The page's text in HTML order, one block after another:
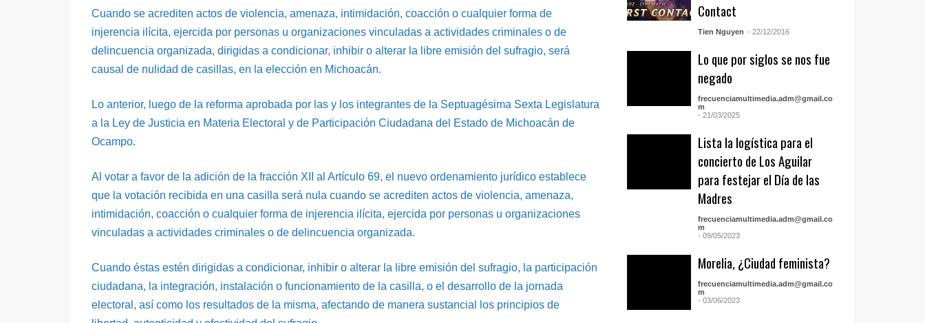
Cuando se acrediten actos de violencia, amenaza, intimidación, coacción o cualquier forma de
injerencia ilícita, ejercida por personas u organizaciones vinculadas a actividades criminales o de
delincuencia organizada, dirigidas a condicionar, inhibir o alterar la libre emisión del sufragio, será
causal de nulidad de casillas, en la elección en Michoacán.
Lo anterior, luego de la reforma aprobada por las y los integrantes de la Septuagésima Sexta Legislatura
a la Ley de Justicia en Materia Electoral y de Participación Ciudadana del Estado de Michoacán de
Ocampo.
Al votar a favor de la adición de la fracción XII al Artículo 69, el nuevo ordenamiento jurídico establece
que la votación recibida en una casilla será nula cuando se acrediten actos de violencia, amenaza,
intimidación, coacción o cualquier forma de injerencia ilícita, ejercida por personas u organizaciones
vinculadas a actividades criminales o de delincuencia organizada.
Cuando éstas estén dirigidas a condicionar, inhibir o alterar la libre emisión del sufragio, la participación
ciudadana, la integración, instalación o funcionamiento de la casilla, o el desarrollo de la jornada
electoral, así como los resultados de la misma, afectando de manera sustancial los principios de
Contact
Tien Nguyen - 22/12/2016
Lo que por siglos se nos fue
negado
frecuenciamultimedia.adm@gmail.co
m
- 21/03/2025
Lista la logística para el
concierto de Los Aguilar
para festejar el Día de las
Madres
frecuenciamultimedia.adm@gmail.co
m
- 09/05/2023
Morelia, ¿Ciudad feminista?
frecuenciamultimedia.adm@gmail.co
m
- 03/06/2023